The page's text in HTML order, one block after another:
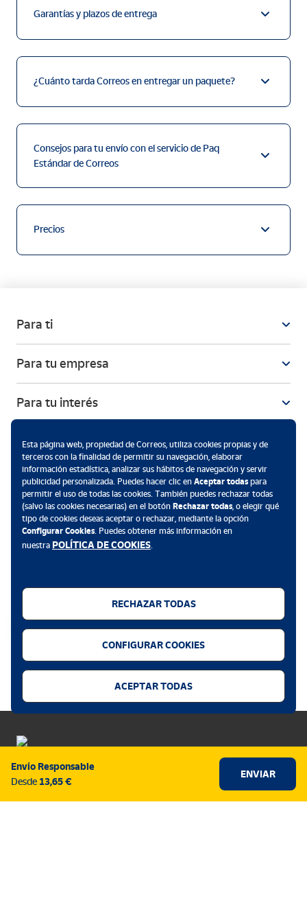
Envío Responsable
Desde 13,65 €
ENVIAR
Garantías y plazos de entrega
¿Cuánto tarda Correos en entregar un paquete?
Consejos para tu envío con el servicio de Paq
Estándar de Correos
Precios
Para ti
Para tu empresa
Para tu interés
Descarga la App de Correos
Métodos de pago
Política de cookies
Aviso legal
Esta página web, propiedad de Correos, utiliza cookies propias y de
terceros con la finalidad de permitir su navegación, elaborar
información estadística, analizar sus hábitos de navegación y servir
publicidad personalizada. Puedes hacer clic en Aceptar todaspara
permitir el uso de todas las cookies. También puedes rechazar todas
(salvo las cookies necesarias) en el botón Rechazar todas, o elegir qué
tipo de cookies deseas aceptar o rechazar, mediante la opción
Configurar Cookies. Puedes obtener más información en
nuestra POLÍTICA DE COOKIES.
RECHAZAR TODAS
CONFIGURAR COOKIES
ACEPTAR TODAS